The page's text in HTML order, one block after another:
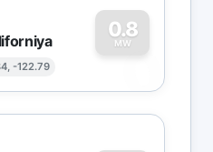
-122.79
0.8
MW
0